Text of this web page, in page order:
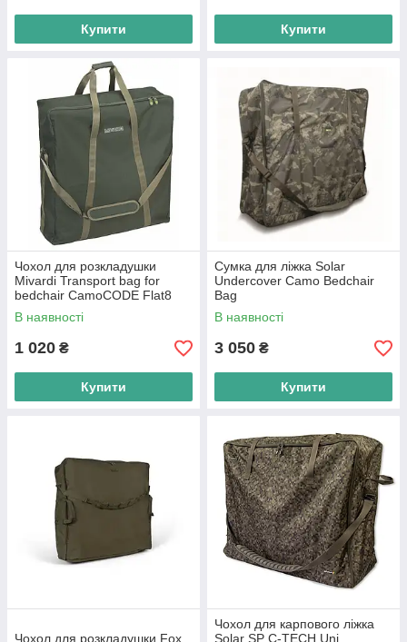
Купити Купити
Чохол для розкладушки
Mivardi Transport bag for
bedchair CamoCODE Flat8
В наявності
1 020 ₴
Купити
Сумка для ліжка Solar
Undercover Camo Bedchair
Bag
В наявності
3 050 ₴
Купити
Чохол для розкладушки Fox
Чохол для карпового ліжка
Solar SP C-TECH Uni